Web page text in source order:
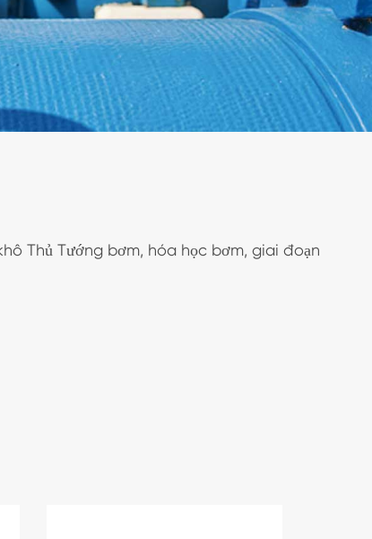
Thủ Tướng bơm, hóa học bơm, giai đoạn